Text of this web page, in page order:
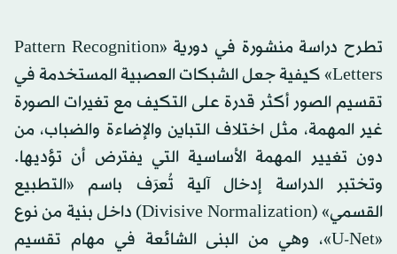
تطرح دراسة منشورة في دورية «Pattern Recognition
Letters» كيفية جعل الشبكات العصبية المستخدمة في
تقسيم الصور أكثر قدرة على التكيف مع تغيرات الصورة
غير المهمة، مثل اختلاف التباين والإضاءة والضباب، من
دون تغيير المهمة الأساسية التي يفترض أن تؤديها.
وتختبر الدراسة إدخال آلية تُعرَف باسم «التطبيع
القسمي» (Divisive Normalization) داخل بنية من نوع
«U-Net»، وهي من البنى الشائعة في مهام تقسيم